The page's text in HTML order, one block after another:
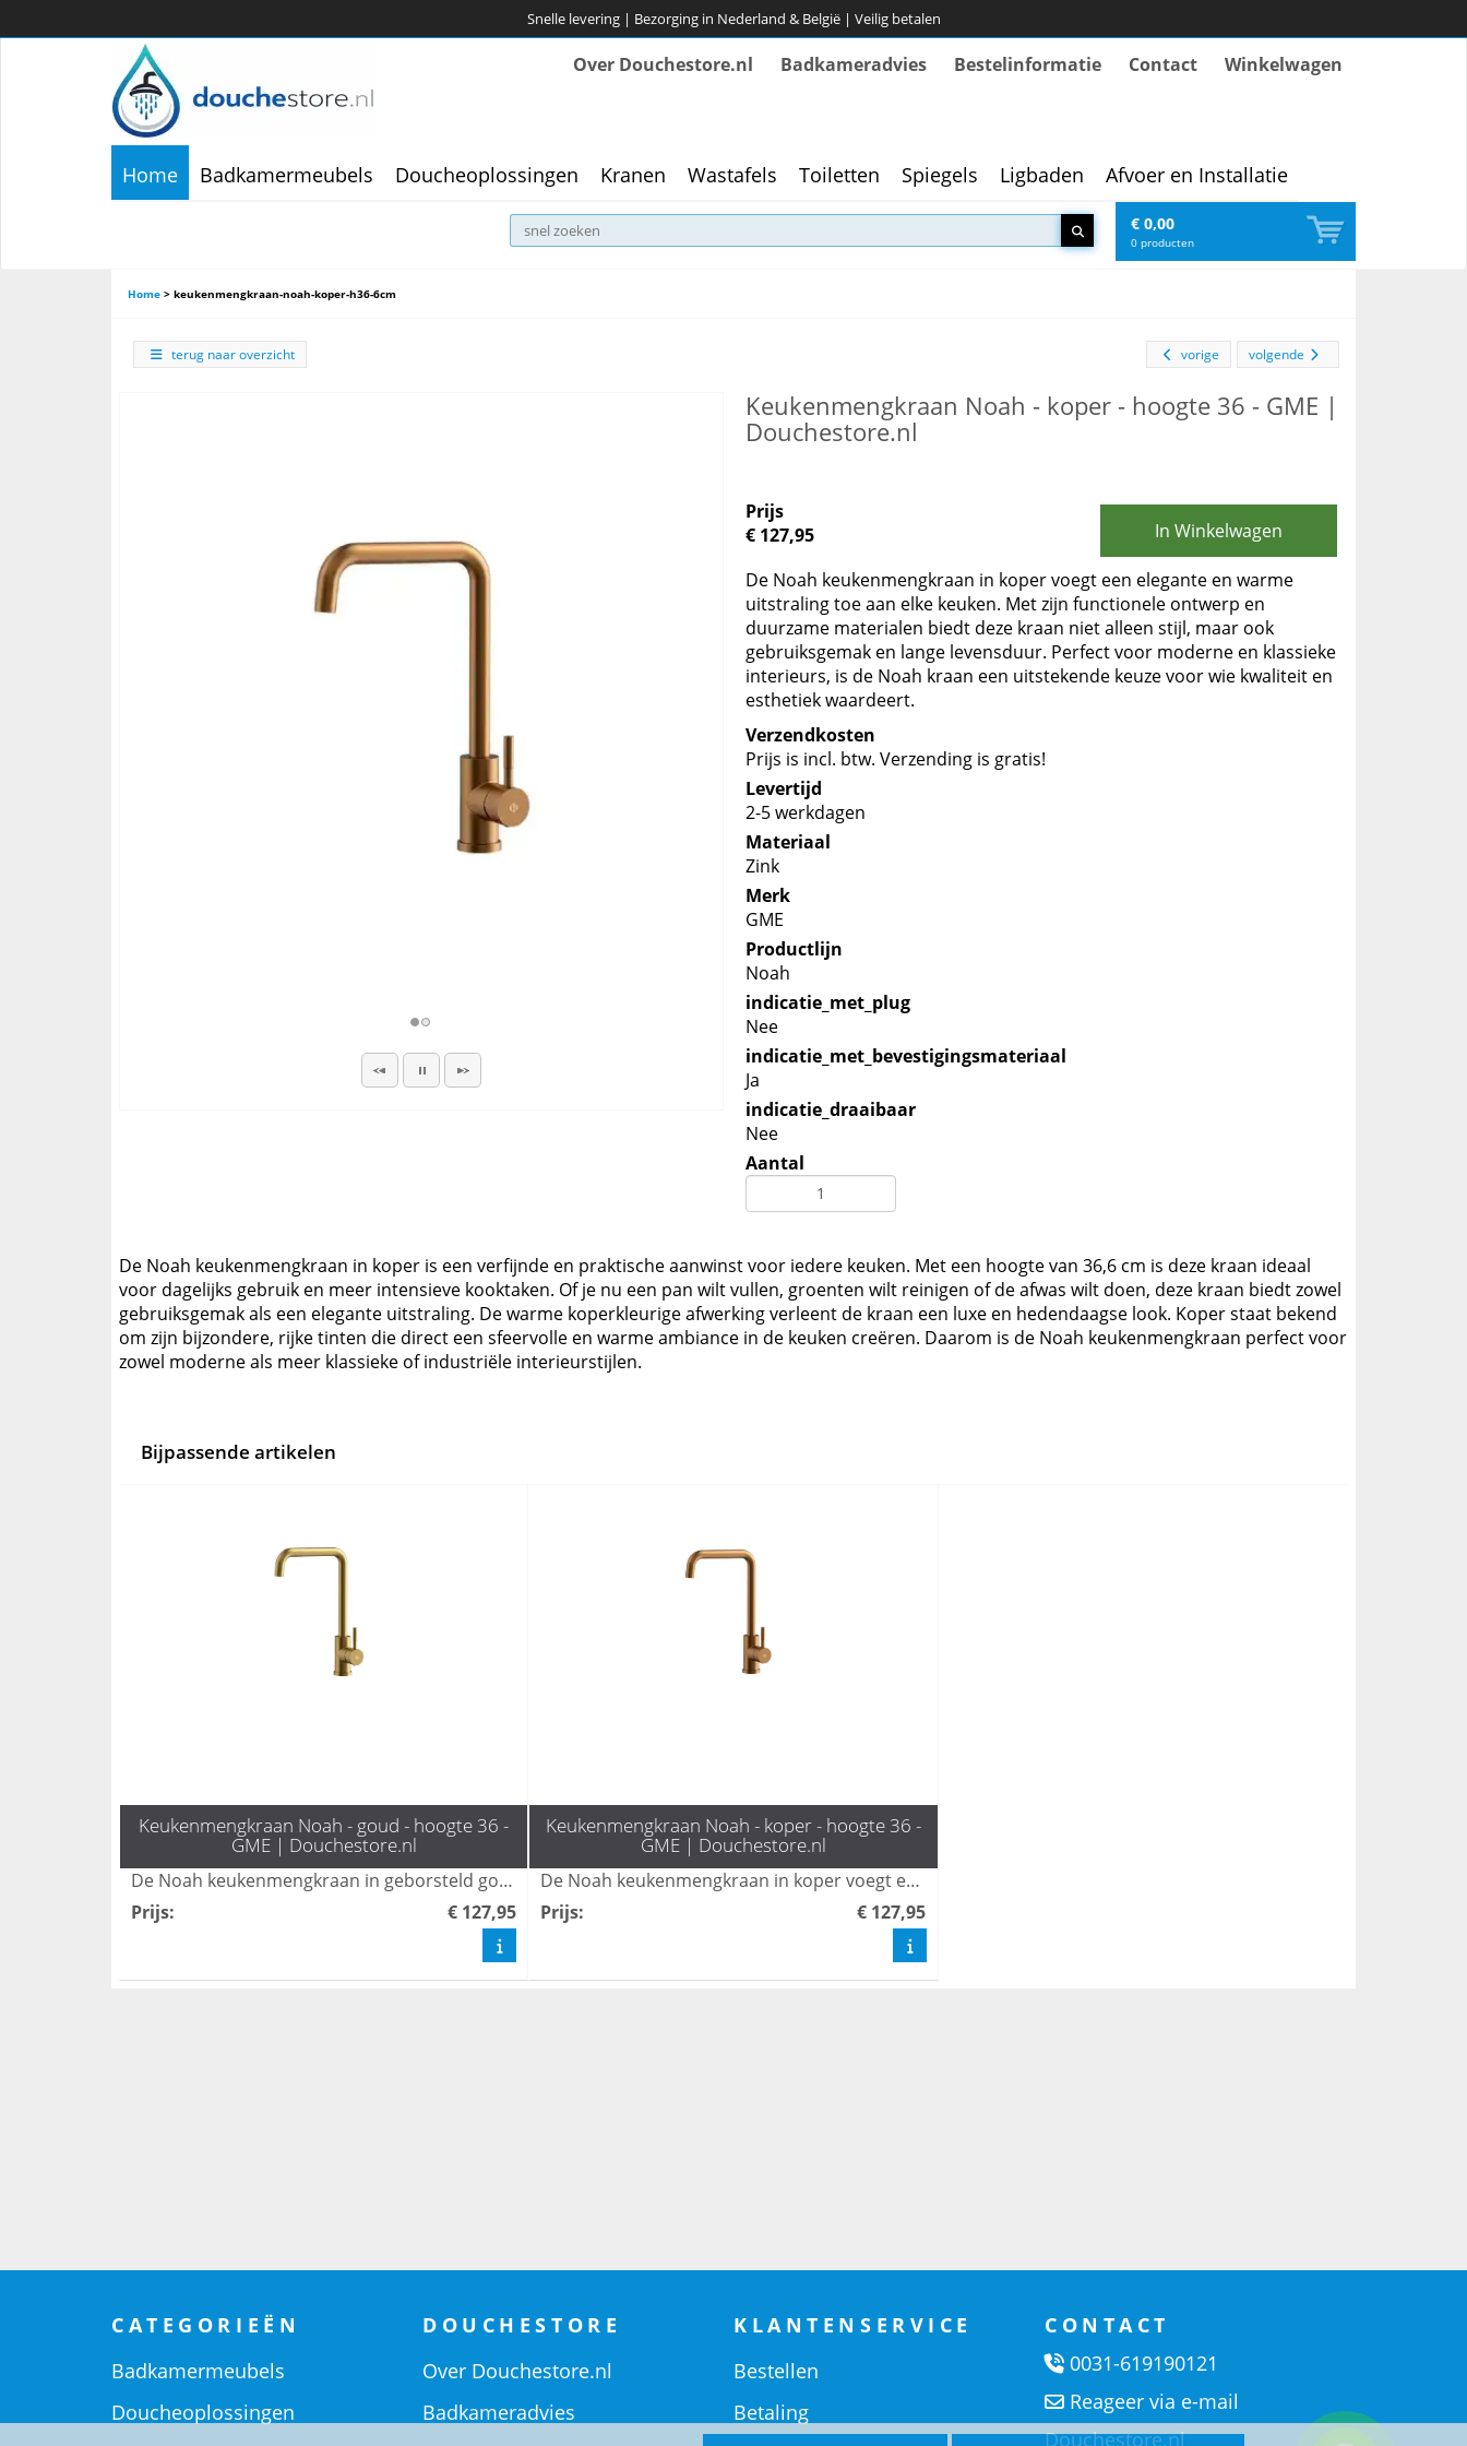
Snelle levering | Bezorging in Nederland & België | Veilig betalen
Over Douchestore.nl Badkameradvies Bestelinformatie Contact Winkelwagen
Home Badkamermeubels Doucheoplossingen Kranen Wastafels Toiletten Spiegels Ligbaden Afvoer en Installatie
€ 0,00
0 producten
Home > keukenmengkraan-noah-koper-h36-6cm
terug naar overzicht volgende
vorige
Keukenmengkraan Noah - koper - hoogte 36 - GME |
Douchestore.nl
Prijs
€ 127,95
In Winkelwagen
De Noah keukenmengkraan in koper voegt een elegante en warme
uitstraling toe aan elke keuken. Met zijn functionele ontwerp en
duurzame materialen biedt deze kraan niet alleen stijl, maar ook
gebruiksgemak en lange levensduur. Perfect voor moderne en klassieke
interieurs, is de Noah kraan een uitstekende keuze voor wie kwaliteit en
esthetiek waardeert.
Verzendkosten
Prijs is incl. btw. Verzending is gratis!
Levertijd
2-5 werkdagen
Materiaal
Zink
Merk
GME
Productlijn
Noah
indicatie_met_plug
Nee
indicatie_met_bevestigingsmateriaal
Ja
indicatie_draaibaar
Nee
Aantal
De Noah keukenmengkraan in koper is een verfijnde en praktische aanwinst voor iedere keuken. Met een hoogte van 36,6 cm is deze kraan ideaal
voor dagelijks gebruik en meer intensieve kooktaken. Of je nu een pan wilt vullen, groenten wilt reinigen of de afwas wilt doen, deze kraan biedt zowel
gebruiksgemak als een elegante uitstraling. De warme koperkleurige afwerking verleent de kraan een luxe en hedendaagse look. Koper staat bekend
om zijn bijzondere, rijke tinten die direct een sfeervolle en warme ambiance in de keuken creëren. Daarom is de Noah keukenmengkraan perfect voor
zowel moderne als meer klassieke of industriële interieurstijlen.
Bijpassende artikelen
Keukenmengkraan Noah - goud - hoogte 36 -
GME | Douchestore.nl
De Noah keukenmengkraan in geborsteld goud voegt een luxe uitstraling toe aan uw keuken met zijn moderne design en hoogwaardige afwerking. Deze mengkraan is niet alleen stijlvol, maar ook functioneel, met een soepele bediening en duurzaamheid voor dagelijks gebruik. Transformeer uw keuken met deze elegante en praktische toevoeging.
Prijs: € 127,95
Keukenmengkraan Noah - koper - hoogte 36 -
GME | Douchestore.nl
De Noah keukenmengkraan in koper voegt een elegante en warme uitstraling toe aan elke keuken. Met zijn functionele ontwerp en duurzame materialen biedt deze kraan niet alleen stijl, maar ook gebruiksgemak en lange levensduur. Perfect voor moderne en klassieke interieurs, is de Noah kraan een uitstekende keuze voor wie kwaliteit en esthetiek waardeert.
Prijs: € 127,95
CATEGORIEËN
Badkamermeubels
Doucheoplossingen
DOUCHESTORE
Over Douchestore.nl
Badkameradvies
KLANTENSERVICE
Bestellen
Betaling
CONTACT
0031-619190121
Reageer via e-mail
Douchestore.nl